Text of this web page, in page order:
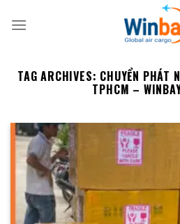
TAG ARCHIVES: CHUYỂN PHÁT
TPHCM –